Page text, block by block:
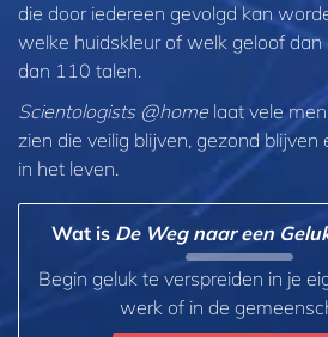
die door iedereen gevolgd kan
welke huidskleur of welk geloof dan
dan 110 talen.
Scientologists @home laat vele
zien die veilig blijven, gezond blijven
in het leven.
Wat is De Weg naar een
Begin geluk te verspreiden in je
werk of in de